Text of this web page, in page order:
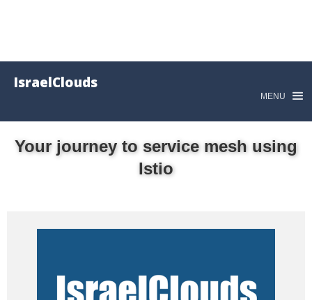
IsraelClouds
MENU
Your journey to service mesh using
Istio